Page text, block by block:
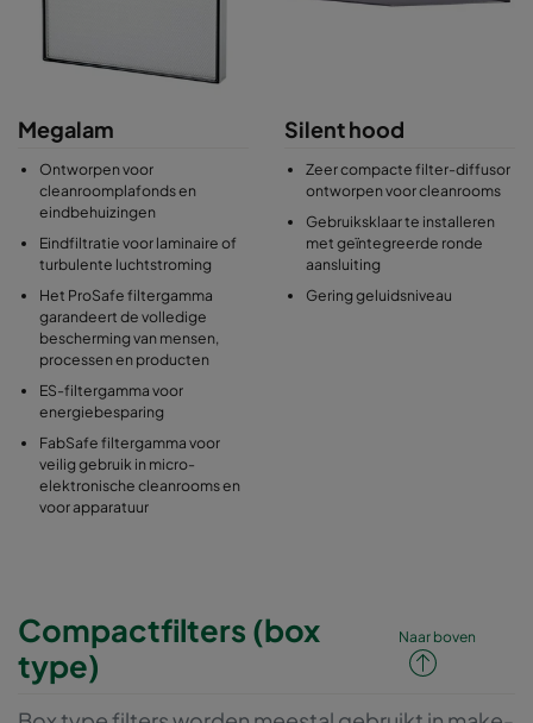
Megalam
Ontworpen voor
cleanroomplafonds en
eindbehuizingen
Eindfiltratie voor laminaire of
turbulente luchtstroming
Het ProSafe filtergamma
garandeert de volledige
bescherming van mensen,
processen en producten
ES-filtergamma voor
energiebesparing
FabSafe filtergamma voor
veilig gebruik in micro-
elektronische cleanrooms en
voor apparatuur
Silent hood
Zeer compacte filter-diffusor
ontworpen voor cleanrooms
Gebruiksklaar te installeren
met geïntegreerde ronde
aansluiting
Gering geluidsniveau
Compactfilters (box
type)
Naar boven